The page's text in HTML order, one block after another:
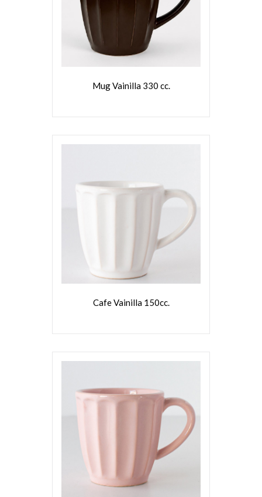
VER MÁS
Mug Vainilla 330 cc.
Cafe Vainilla 150cc.